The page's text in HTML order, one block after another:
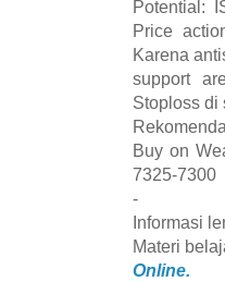
Potential:
Price
Karena
support
Stoploss di
Buy on
7325-7300
-
Informasi
Materi
Online.